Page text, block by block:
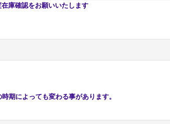
庫確認をお願いいたします
によっても変わる事があります。